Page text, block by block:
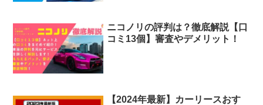
ニコノリの評判は？徹底解説【口
コミ13個】審査やデメリット！
【2024年最新】カーリースおす